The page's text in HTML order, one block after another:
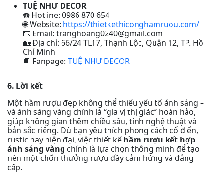
TUỆ NHƯ DECOR
☎️ Hotline: 0986 870 654
🌐Website: https://thietkethiconghamruou.com/
📧 Email: tranghoang0240@gmail.com
🏡 Địa chỉ: 66/24 TL17, Thạnh Lộc, Quận 12, TP. Hồ
Chí Minh
📘 Fanpage: TUỆ NHƯ DECOR
6. Lời kết
Một hầm rượu đẹp không thể thiếu yếu tố ánh sáng –
và ánh sáng vàng chính là “gia vị thị giác” hoàn hảo,
giúp không gian thêm chiều sâu, tính nghệ thuật và
bản sắc riêng. Dù bạn yêu thích phong cách cổ điển,
rustic hay hiện đại, việc thiết kế hầm rượu kết hợp
ánh sáng vàng chính là lựa chọn thông minh để tạo
nên một chốn thưởng rượu đầy cảm hứng và đẳng
cấp.